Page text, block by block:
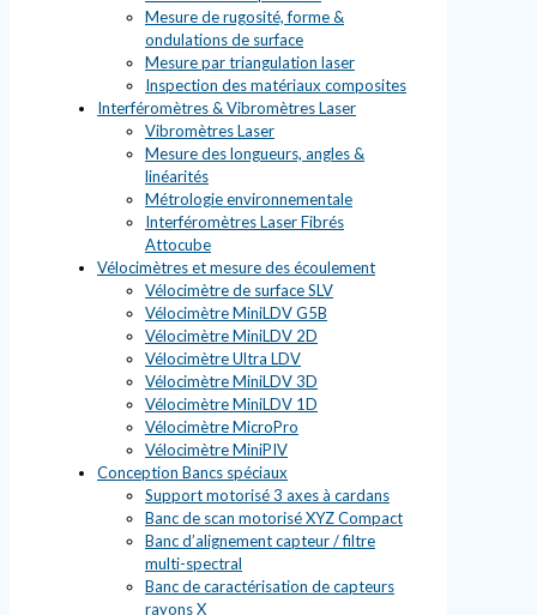
Mesure de rugosité, forme &
ondulations de surface
Mesure par triangulation laser
Inspection des matériaux composites
Interféromètres & Vibromètres Laser
Vibromètres Laser
Mesure des longueurs, angles &
linéarités
Métrologie environnementale
Interféromètres Laser Fibrés
Attocube
Vélocimètres et mesure des écoulement
Vélocimètre de surface SLV
Vélocimètre MiniLDV G5B
Vélocimètre MiniLDV 2D
Vélocimètre Ultra LDV
Vélocimètre MiniLDV 3D
Vélocimètre MiniLDV 1D
Vélocimètre MicroPro
Vélocimètre MiniPIV
Conception Bancs spéciaux
Support motorisé 3 axes à cardans
Banc de scan motorisé XYZ Compact
Banc d’alignement capteur / filtre
multi-spectral
Banc de caractérisation de capteurs
rayons X